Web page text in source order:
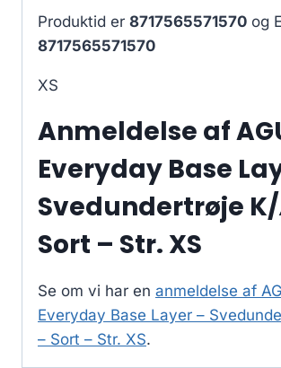
Produktid er 8717565571570 og
8717565571570
XS
Anmeldelse af
Everyday Base
Svedundertrøje
Sort – Str. XS
Se om vi har en anmeldelse af
Everyday Base Layer –
– Sort – Str. XS.